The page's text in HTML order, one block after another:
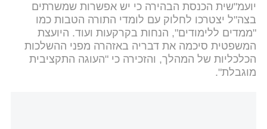
יועמ"שית הכנסת הבהירה כי יש אפשרות שמשרתים
בצה"ל יצטרכו לחלוק עם לומדי התורה הטבות כמו
"ממדים ללימודים", הנחות בקרקעות ועוד. היועצת
המשפטית סיכמה את דבריה באזהרה מפני ההשלכות
הכלכליות של המהלך, והזכירה כי "העוגה התקציבית
מוגבלת".